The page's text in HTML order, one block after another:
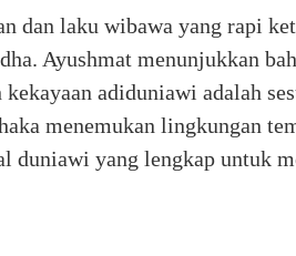
dan laku wibawa yang rapi
Ayushmat menunjuk­kan
adiduniawi adalah
menemukan lingkungan
duniawi yang lengkap untuk